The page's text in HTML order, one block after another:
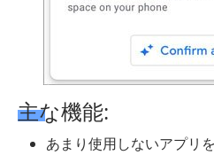
主な機能:
あまり使用しないアプリ